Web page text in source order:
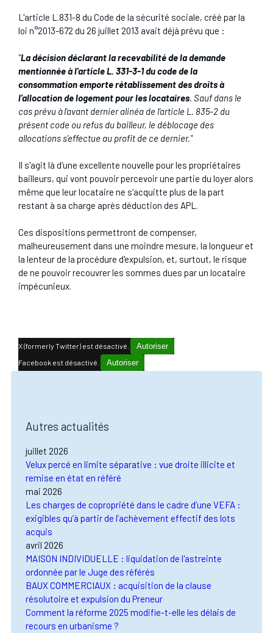
L'article L.831-8 du Code de la sécurité sociale, créé par la
loi n°2013-672 du 26 juillet 2013 avait déjà prévu que :
"La décision déclarant la recevabilité de la demande
mentionnée à l'article L. 331-3-1 du code de la
consommation emporte rétablissement des droits à
l'allocation de logement pour les locataires. Sauf dans le
cas prévu à l'avant dernier alinéa de l'article L. 835-2 du
présent code ou refus du bailleur, le déblocage des
allocations s'effectue au profit de ce dernier."
Il s'agit là d'une excellente nouvelle pour les propriétaires
bailleurs, qui vont pouvoir percevoir une partie du loyer alors
même que leur locataire ne s'acquitte plus de la part
restant à sa charge après déduction des APL.
Ces dispositions permettront de compenser,
malheureusement dans une moindre mesure, la longueur et
la lenteur de la procédure d'expulsion, et, surtout, le risque
de ne pouvoir recouvrer les sommes dues par un locataire
impécunieux.
X (formerly Twitter) est désactivé. Autoriser
Facebook est désactivé. Autoriser
Autres actualités
juillet 2026
Velux percé en limite séparative : vue droite illicite et
remise en état en référé
mai 2026
Les charges de copropriété dans le cadre d’une VEFA :
exigibles qu’à partir de l’achèvement effectif des lots
acquis
avril 2026
MAISON INDIVIDUELLE : liquidation de l'astreinte
ordonnée par le Juge des référés
BAUX COMMERCIAUX : acquisition de la clause
résolutoire et expulsion du Preneur
Comment la réforme 2025 modifie-t-elle les délais de
recours en urbanisme ?